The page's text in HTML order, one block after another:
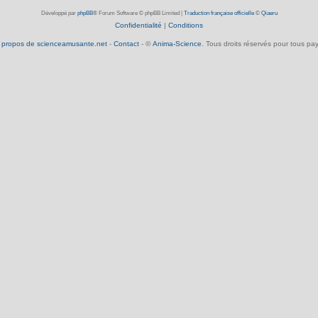
Développé par phpBB® Forum Software © phpBB Limited Traduction française officielle© Qiaeru
Confidentialité Conditions
de scienceamusante.net- Contact- © Anima-Science. Tous droits réservés pour tous